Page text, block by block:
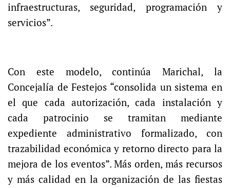
infraestructuras, seguridad, programación y
servicios”.
Con este modelo, continúa Marichal, la
Concejalía de Festejos “consolida un sistema en
el que cada autorización, cada instalación y
cada patrocinio se tramitan mediante
expediente administrativo formalizado, con
trazabilidad económica y retorno directo para la
mejora de los eventos”. Más orden, más recursos
y más calidad en la organización de las fiestas